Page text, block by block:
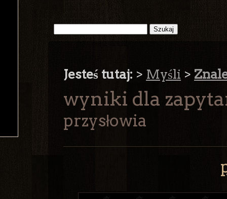
Jesteś tutaj: > Myśli >
wyniki dla
przysłowia